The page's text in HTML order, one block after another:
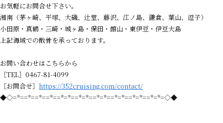
お気軽にお問合せ下さい。
湘南（茅ヶ崎、平塚、大磯、辻堂、藤沢、江ノ島、鎌倉、葉山、逗子）
小田原・真鶴・三崎・城ヶ島・保田・館山・東伊豆・伊豆大島
上記海域での散骨を承っております。
お問い合わせはこちらから
［TEL］0467-81-4099
［お問合せ］ https://352cruising.com/contact/
◆◇=*==*==*==*==*=*==*=*==*=*==*=*==*=*==*=*=◇◆